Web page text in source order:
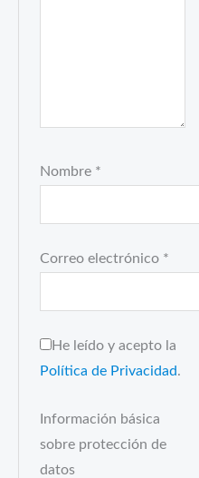
Nombre *
Correo electrónico *
He leído y acepto la
Política de Privacidad .
Información básica
sobre protección de
datos